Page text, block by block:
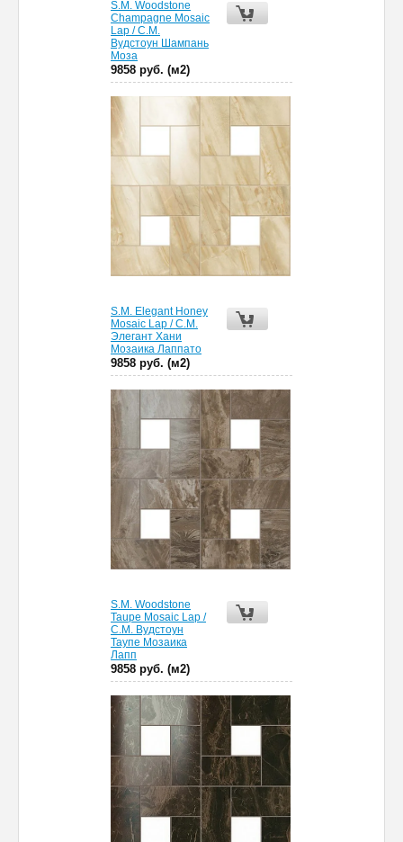
S.M. Woodstone
Champagne Mosaic
Lap / С.М.
Вудстоун Шампань
Моза
9858 руб. (м2)
S.M. Elegant Honey
Mosaic Lap / С.М.
Элегант Хани
Мозаика Лаппато
9858 руб. (м2)
S.M. Woodstone
Taupe Mosaic Lap /
С.М. Вудстоун
Таупе Мозаика
Лапп
9858 руб. (м2)